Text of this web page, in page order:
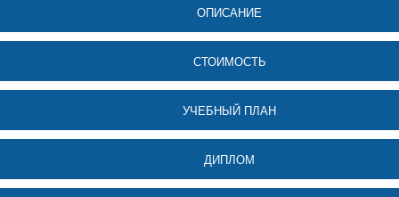
ОПИСАНИЕ
СТОИМОСТЬ
УЧЕБНЫЙ ПЛАН
ДИПЛОМ